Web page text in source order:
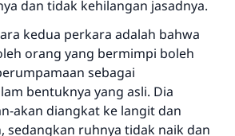
dan tidak kehilangan jasadnya.
kedua perkara adalah bahwa
orang yang bermimpi boleh
sebagai
bentuknya yang asli. Dia
akan diangkat ke langit dan
sedangkan ruhnya tidak naik dan